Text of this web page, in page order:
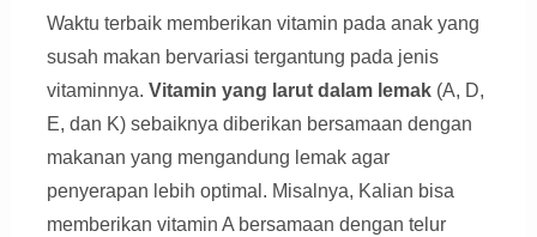
Waktu terbaik memberikan vitamin pada anak yang
susah makan bervariasi tergantung pada jenis
vitaminnya. Vitamin yang larut dalam lemak(A, D,
E, dan K) sebaiknya diberikan bersamaan dengan
makanan yang mengandung lemak agar
penyerapan lebih optimal. Misalnya, Kalian bisa
memberikan vitamin A bersamaan dengan telur